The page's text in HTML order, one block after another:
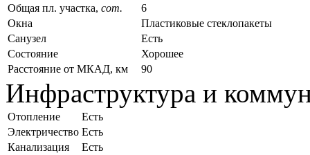
Общая пл. участка, сот.
6
Окна
Пластиковые стеклопакеты
Санузел
Есть
Состояние
Хорошее
Расстояние от МКАД, км
90
Инфраструктура и
Отопление
Есть
Электричество Есть
Канализация
Есть